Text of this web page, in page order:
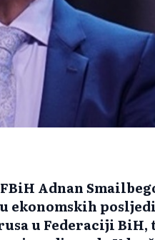
Adnan
ekonomskih
u Federaciji BiH,